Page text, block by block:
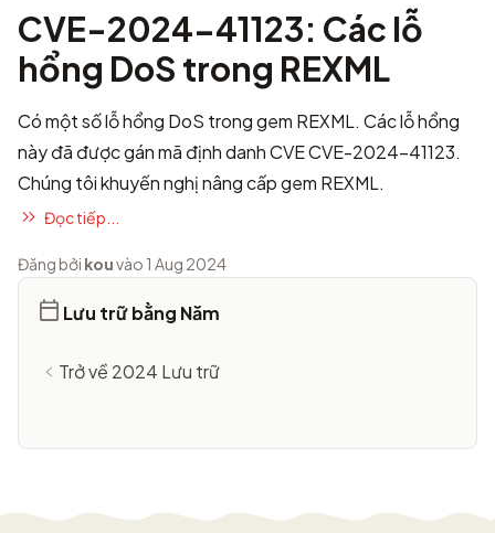
CVE-2024-41123: Các lỗ
hổng DoS trong REXML
Có một số lỗ hổng DoS trong gem REXML. Các lỗ hổng
này đã được gán mã định danh CVECVE-2024-41123.
Chúng tôi khuyến nghị nâng cấp gem REXML.
Đọc tiếp...
Đăng bởi kouvào 1 Aug 2024
Lưu trữ bằng Năm
Trở về 2024 Lưu trữ